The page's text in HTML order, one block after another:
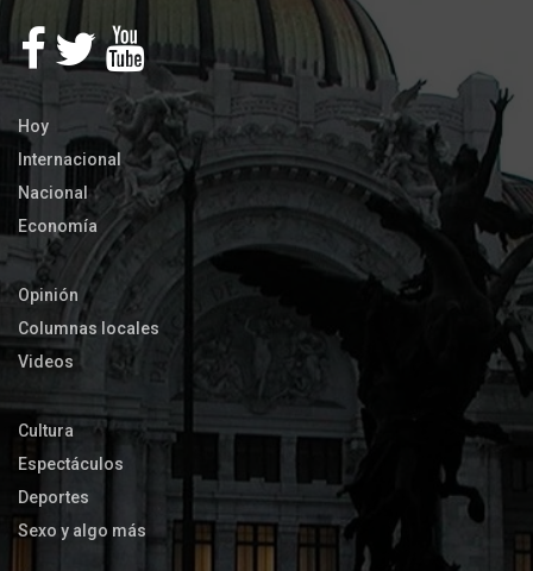
Hoy
Internacional
Nacional
Economía
Opinión
Columnas locales
Videos
Cultura
Espectáculos
Deportes
Sexo y algo más